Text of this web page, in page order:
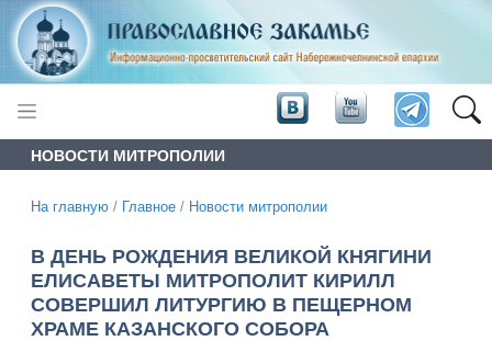
НОВОСТИ МИТРОПОЛИИ
На главную / Главное / Новости митрополии
В ДЕНЬ РОЖДЕНИЯ ВЕЛИКОЙ КНЯГИНИ
ЕЛИСАВЕТЫ МИТРОПОЛИТ КИРИЛЛ
СОВЕРШИЛ ЛИТУРГИЮ В ПЕЩЕРНОМ
ХРАМЕ КАЗАНСКОГО СОБОРА